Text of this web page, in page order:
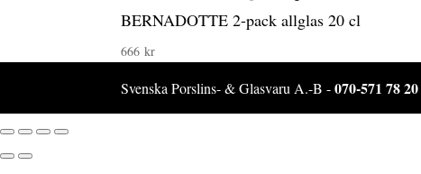
BERNADOTTE 2-pack allglas 20 cl
666kr
Svenska Porslins- & Glasvaru A.-B -070-571 78 20